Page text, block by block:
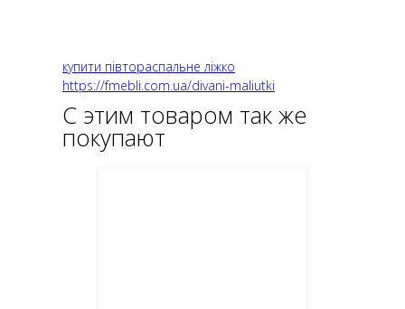
купити півтораспальне ліжко
https://fmebli.com.ua/divani-maliutki
С этим товаром так же
покупают